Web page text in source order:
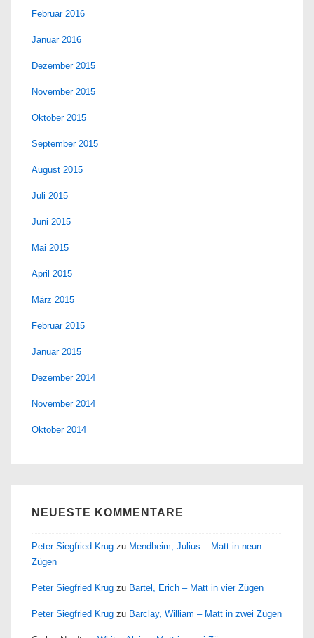
Februar 2016
Januar 2016
Dezember 2015
November 2015
Oktober 2015
September 2015
August 2015
Juli 2015
Juni 2015
Mai 2015
April 2015
März 2015
Februar 2015
Januar 2015
Dezember 2014
November 2014
Oktober 2014
NEUESTE KOMMENTARE
Peter Siegfried Krug zu Mendheim, Julius – Matt in neun
Zügen
Peter Siegfried Krug zu Bartel, Erich – Matt in vier Zügen
Peter Siegfried Krug zu Barclay, William – Matt in zwei Zügen